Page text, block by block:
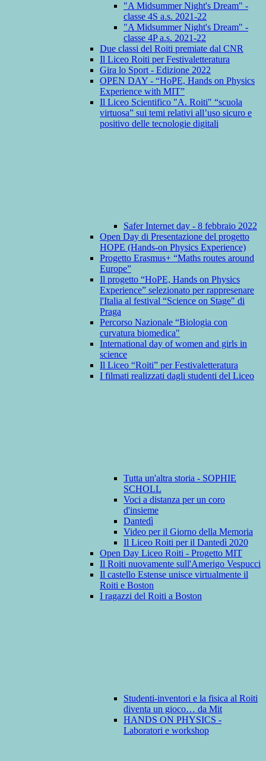
"A Midsummer Night's Dream" -
classe 4S a.s. 2021-22
"A Midsummer Night's Dream" -
classe 4P a.s. 2021-22
Due classi del Roiti premiate dal CNR
Il Liceo Roiti per Festivaletteratura
Gira lo Sport - Edizione 2022
OPEN DAY - “HoPE, Hands on Physics
Experience with MIT”
Il Liceo Scientifico "A. Roiti" “scuola
virtuosa” sui temi relativi all’uso sicuro e
positivo delle tecnologie digitali
Safer Internet day - 8 febbraio 2022
Open Day di Presentazione del progetto
HOPE (Hands-on Physics Experience)
Progetto Erasmus+ “Maths routes around
Europe”
Il progetto “HoPE, Hands on Physics
Experience” selezionato per rappresenare
l'Italia al festival “Science on Stage" di
Praga
Percorso Nazionale “Biologia con
curvatura biomedica"
International day of women and girls in
science
Il Liceo “Roiti” per Festivaletteratura
I filmati realizzati dagli studenti del Liceo
Tutta un'altra storia - SOPHIE
SCHOLL
Voci a distanza per un coro
d'insieme
Dantedì
Video per il Giorno della Memoria
Il Liceo Roiti per il Dantedì 2020
Open Day Liceo Roiti - Progetto MIT
Il Roiti nuovamente sull'Amerigo Vespucci
Il castello Estense unisce virtualmente il
Roiti e Boston
I ragazzi del Roiti a Boston
Studenti-inventori e la fisica al Roiti
diventa un gioco… da Mit
HANDS ON PHYSICS -
Laboratori e workshop